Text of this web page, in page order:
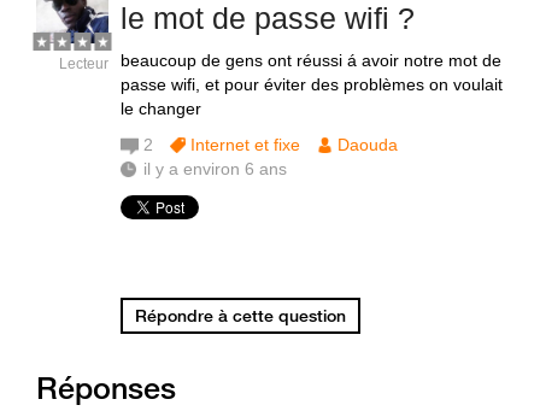
le mot de passe wifi ?
beaucoup de gens ont réussi á avoir notre mot de
passe wifi, et pour éviter des problèmes on voulait
le changer
Lecteur
2 Internet et fixe
Daouda
il y a environ 6 ans
Répondre à cette question
Réponses